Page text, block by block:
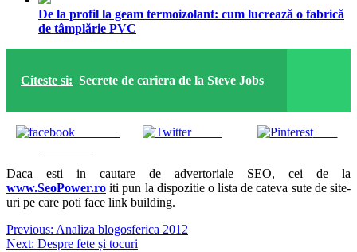
De la profil la geam termoizolant: cum lucrează o fabrică
de tâmplărie PVC
Citeste si: Secrete de cariera de la Steve Jobs
Tweet Save
Daca esti in cautare de advertoriale SEO, cei de la
www.SeoPower.ro iti pun la dispozitie o lista de cateva sute de site-
uri pe care poti face link building.
Navigare
Previous: Analiza blogosferica 2012
Next: Despre fete și tocuri